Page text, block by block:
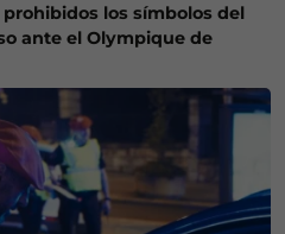
los símbolos del
ante el Olympique de